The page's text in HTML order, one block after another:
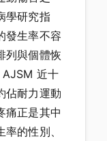
學研究指
發生率不容
列與個體恢
近十
佔耐力運動
痛正是其中
的性別、